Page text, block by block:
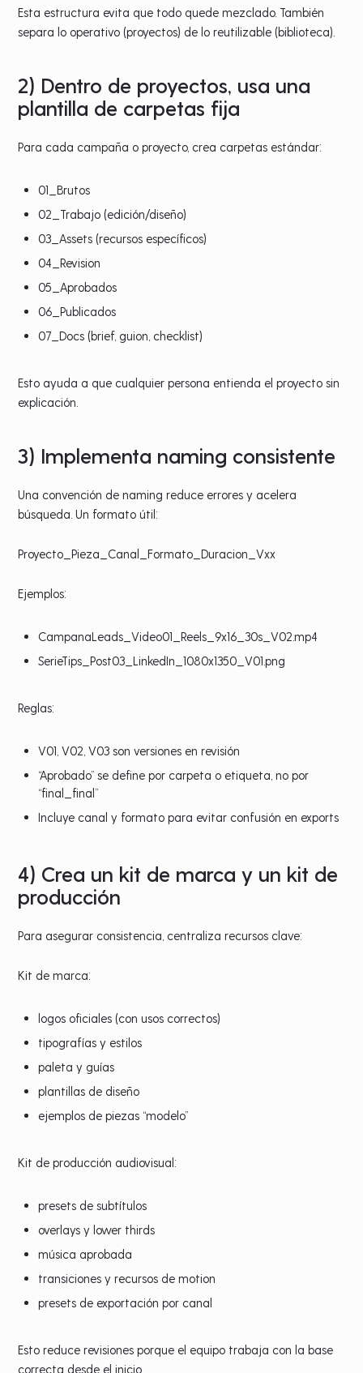
Esta estructura evita que todo quede mezclado. También
separa lo operativo (proyectos) de lo reutilizable (biblioteca).
2) Dentro de proyectos, usa una
plantilla de carpetas fija
Para cada campaña o proyecto, crea carpetas estándar:
01_Brutos
02_Trabajo (edición/diseño)
03_Assets (recursos específicos)
04_Revision
05_Aprobados
06_Publicados
07_Docs (brief, guion, checklist)
Esto ayuda a que cualquier persona entienda el proyecto sin
explicación.
3) Implementa naming consistente
Una convención de naming reduce errores y acelera
búsqueda. Un formato útil:
Proyecto_Pieza_Canal_Formato_Duracion_Vxx
Ejemplos:
CampanaLeads_Video01_Reels_9x16_30s_V02.mp4
SerieTips_Post03_LinkedIn_1080x1350_V01.png
Reglas:
V01, V02, V03 son versiones en revisión
“Aprobado” se define por carpeta o etiqueta, no por
“final_final”
Incluye canal y formato para evitar confusión en exports
4) Crea un kit de marca y un kit de
producción
Para asegurar consistencia, centraliza recursos clave:
Kit de marca:
logos oficiales (con usos correctos)
tipografías y estilos
paleta y guías
plantillas de diseño
ejemplos de piezas “modelo”
Kit de producción audiovisual:
presets de subtítulos
overlays y lower thirds
música aprobada
transiciones y recursos de motion
presets de exportación por canal
Esto reduce revisiones porque el equipo trabaja con la base
correcta desde el inicio.